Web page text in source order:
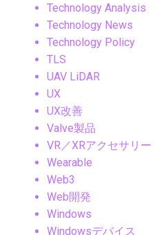
Technology Analysis
Technology News
Technology Policy
TLS
UAV LiDAR
UX
UX改善
Valve製品
VR／XRアクセサリー
Wearable
Web3
Web開発
Windows
Windowsデバイス